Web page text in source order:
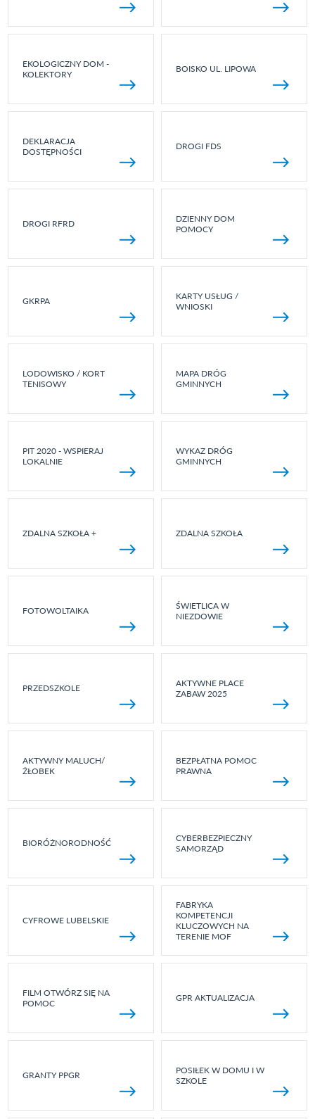
EKOLOGICZNY DOM -
KOLEKTORY
BOISKO UL. LIPOWA
DEKLARACJA
DOSTĘPNOŚCI
DROGI FDS
DROGI RFRD
DZIENNY DOM
POMOCY
GKRPA
KARTY USŁUG /
WNIOSKI
LODOWISKO / KORT
TENISOWY
MAPA DRÓG
GMINNYCH
PIT 2020 - WSPIERAJ
LOKALNIE
WYKAZ DRÓG
GMINNYCH
ZDALNA SZKOŁA + ZDALNA SZKOŁA
FOTOWOLTAIKA
ŚWIETLICA W
NIEZDOWIE
PRZEDSZKOLE
AKTYWNE PLACE
ZABAW 2025
AKTYWNY MALUCH/
ŻŁOBEK
BEZPŁATNA POMOC
PRAWNA
BIORÓŻNORODNOŚĆ
CYBERBEZPIECZNY
SAMORZĄD
CYFROWE LUBELSKIE
FABRYKA
KOMPETENCJI
KLUCZOWYCH NA
TERENIE MOF
FILM OTWÓRZ SIĘ NA
POMOC
GPR AKTUALIZACJA
GRANTY PPGR
POSIŁEK W DOMU I W
SZKOLE